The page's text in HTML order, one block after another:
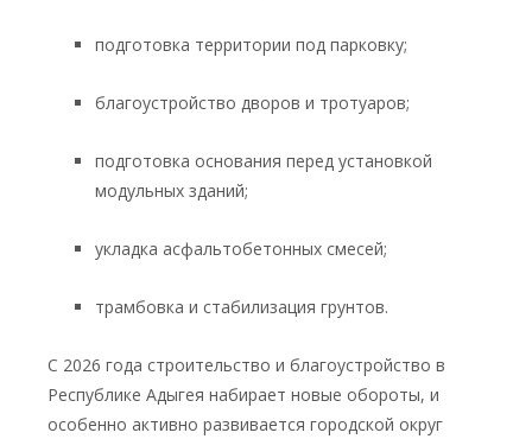
подготовка территории под парковку;
благоустройство дворов и тротуаров;
подготовка основания перед установкой
модульных зданий;
укладка асфальтобетонных смесей;
трамбовка и стабилизация грунтов.
С 2026 года строительство и благоустройство в
Республике Адыгея набирает новые обороты, и
особенно активно развивается городской округ